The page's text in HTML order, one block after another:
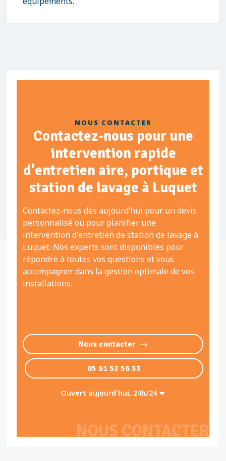
NOUS CONTACTER
NOUS CONTACTER
Contactez-nous pour une
intervention rapide
d'entretien aire, portique et
station de lavage à Luquet
Contactez-nous dès aujourd’hui pour un devis
personnalisé ou pour planifier une
intervention d'entretien de station de lavage à
Luquet. Nos experts sont disponibles pour
répondre à toutes vos questions et vous
accompagner dans la gestion optimale de vos
installations.
Nous contacter
05 61 52 56 33
Ouvert aujourd'hui, 24h/24